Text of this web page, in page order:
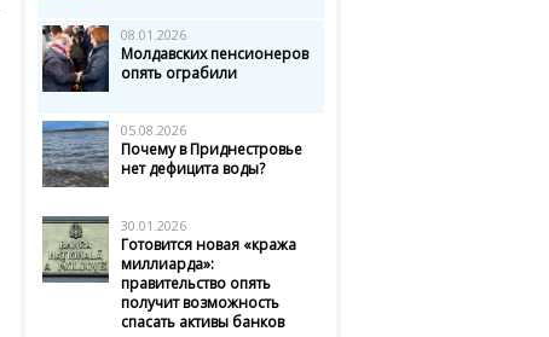
08.01.2026
Молдавских пенсионеров
опять ограбили
05.08.2026
Почему в Приднестровье
нет дефицита воды?
30.01.2026
Готовится новая «кража
миллиарда»:
правительство опять
получит возможность
спасать активы банков